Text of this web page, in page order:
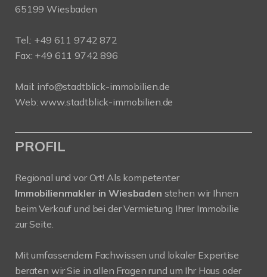
65199 Wiesbaden
Tel.: +49 611 9742 872
Fax: +49 611 9742 896
Mail: info@stadtblick-immobilien.de
Web:www.stadtblick-immobilien.de
PROFIL
Regional und vor Ort! Als kompetenter
Immobilienmakler in Wiesbaden stehen wir Ihnen
beim Verkauf und bei der Vermietung Ihrer Immobilie
zur Seite.
Mit umfassendem Fachwissen und lokaler Expertise
beraten wir Sie in allen Fragen rund um Ihr Haus oder